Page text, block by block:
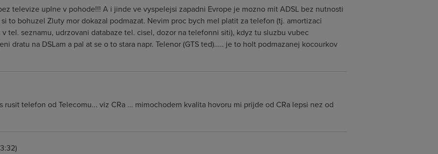
televize uplne v pohode!!! A i jinde ve vyspelejsi zapadni Evrope je mozno mit ADSL bez nutnosti
to bohuzel Zluty mor dokazal podmazat. Nevim proc bych mel platit za telefon (tj. amortizaci
tel. seznamu, udrzovani databaze tel. cisel, dozor na telefonni siti), kdyz tu sluzbu vubec
dratu na DSLam a pal at se o to stara napr. Telenor (GTS ted)..... je to holt podmazanej kocourkov
rusit telefon od Telecomu... viz CRa ... mimochodem kvalita hovoru mi prijde od CRa lepsi nez od